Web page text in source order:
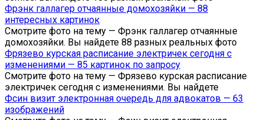
Фрэнк галлагер отчаянные домохозяйки — 88
интересных картинок
Смотрите фото на тему — Фрэнк галлагер отчаянные
домохозяйки. Вы найдете 88 разных реальных фото
Фрязево курская расписание электричек сегодня с
изменениями — 85 картинок по запросу
Смотрите фото на тему — Фрязево курская расписание
электричек сегодня с изменениями. Вы найдете
Фсин визит электронная очередь для адвокатов — 63
изображений